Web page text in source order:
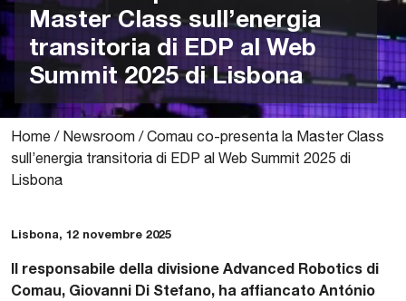
Master Class sull’energia
transitoria di EDP al Web
Summit 2025 di Lisbona
Home / Newsroom /Comau co-presenta la Master Class
sull’energia transitoria di EDP al Web Summit 2025 di
Lisbona
Lisbona, 12 novembre 2025
Il responsabile della divisione Advanced Robotics di
Comau, Giovanni Di Stefano, ha affiancato António